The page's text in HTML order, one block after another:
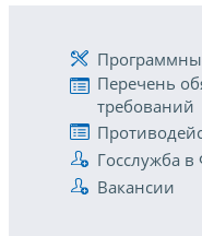
Перечень
требований
Госслужба
Вакансии